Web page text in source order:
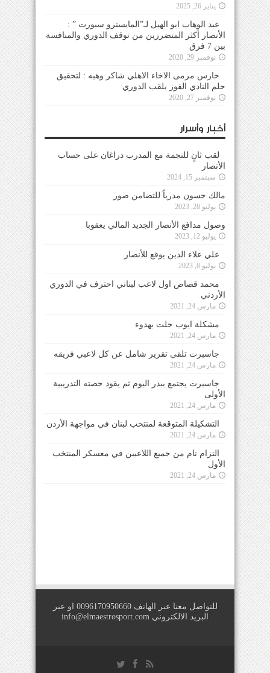
يناير 26, 2025
عبد الوهاب ابو الهيل لـ”المايسترو سبورت ” :
الأنصار أكثر المتضررين من توقف الدوري والمنافسة
بين 7 فرق
نوفمبر 29, 2020
حارس مرمى الاخاء الاهلي شاكر وهبه : لتحقيق
حلم النادي الفوز بلقب الدوري
نوفمبر 27, 2020
أخبار وأسرار
لقب ثانٍ للنجمة مع المدرب دراغان على حساب
الأنصار
سبتمبر 15, 2024
مالك حسون مدرباً للتضامن صور
يوليو 28, 2023
وصول مدافع الأنصار الجديد المالي يعقوبا
يوليو 12, 2023
علي علاء الدين يوقع للأنصار
يوليو 8, 2023
محمد قصاص اول لاعب لبناني احترف في الدوري
الأردني
مارس 24, 2021
مشكلة ايوب حلت بهدوء
مارس 24, 2021
جاسبرت تلقى تقرير شامل عن كل لاعبي فريقه
مارس 24, 2021
جاسبرت يجتمع ببدر اليوم ثم يقود حصته التدريبية
الأولى
مارس 24, 2021
التشكيلة المتوقعة لمنتخب لبنان في مواجهة الأردن
مارس 24, 2021
التزام تام من جميع اللاعبين في معسكر المنتخب
الأول
مارس 24, 2021
للتواصل معنا عبر الهاتف 0096170950660 او عبر
البريد الالكتروني info@elmaestrosport.com